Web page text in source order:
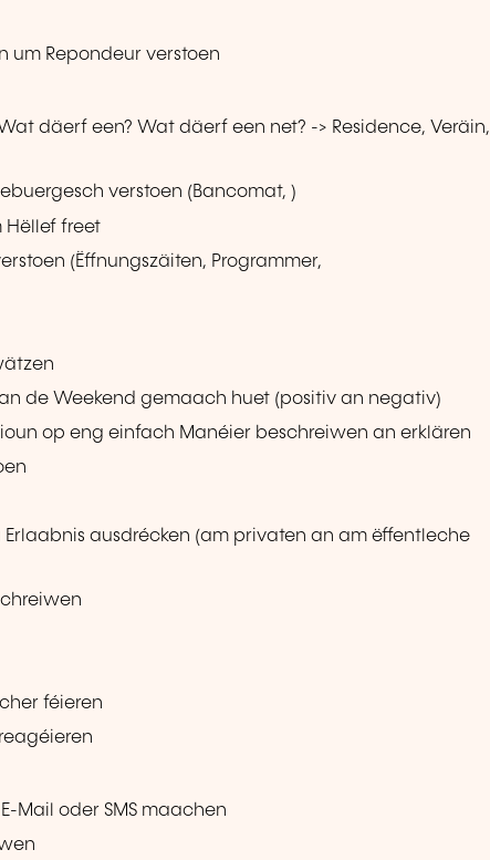
um Repondeur verstoen
däerf een? Wat däerf een net? -> Residence, Veräin,
verstoen (Bancomat, )
Hëllef freet
(Ëffnungszäiten, Programmer,
de Weekend gemaach huet (positiv an negativ)
op eng einfach Manéier beschreiwen an erklären
ausdrécken (am privaten an am ëffentleche
féieren
Mail oder SMS maachen